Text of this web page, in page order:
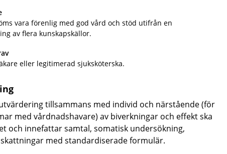
vara förenlig med god vård och stöd utifrån en
av flera kunskapskällor.
eller legitimerad sjuksköterska.
tillsammans med individ och närstående (för
med vårdnadshavare) av biverkningar och effekt ska
och innefattar samtal, somatisk undersökning,
med standardiserade formulär.